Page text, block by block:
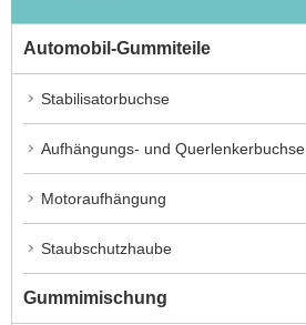
Automobil-Gummiteile
Stabilisatorbuchse
Aufhängungs- und Querlenkerbuchse
Motoraufhängung
Staubschutzhaube
Gummimischung